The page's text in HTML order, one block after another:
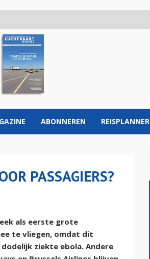
ABONNEREN REISPLANNER
PASSAGIERS?
als eerste grote
te vliegen, omdat dit
ziekte ebola. Andere